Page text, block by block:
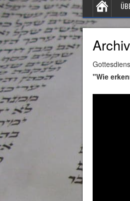
"Wie